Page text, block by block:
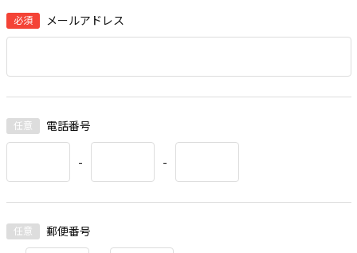
メールアドレス
電話番号
- -
郵便番号